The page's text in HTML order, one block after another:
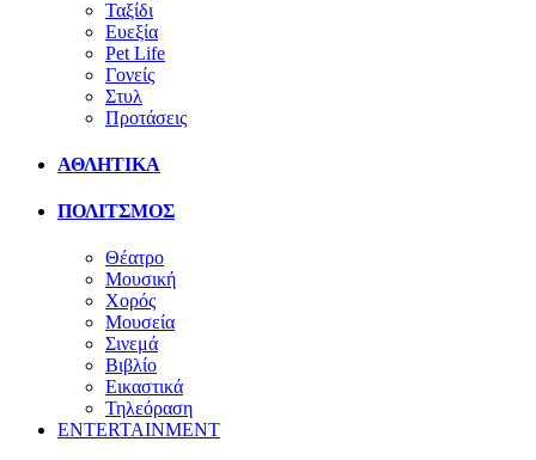
Ταξίδι
Ευεξία
Pet Life
Γονείς
Στυλ
Προτάσεις
ΑΘΛΗΤΙΚΑ
ΠΟΛΙΤΣΜΟΣ
Θέατρο
Μουσική
Χορός
Μουσεία
Σινεμά
Βιβλίο
Εικαστικά
Τηλεόραση
ENTERTAINMENT